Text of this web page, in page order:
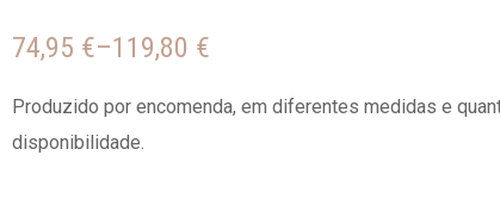
74,95 €–119,80 €
Produzido por encomenda, em diferentes medidas e
disponibilidade.